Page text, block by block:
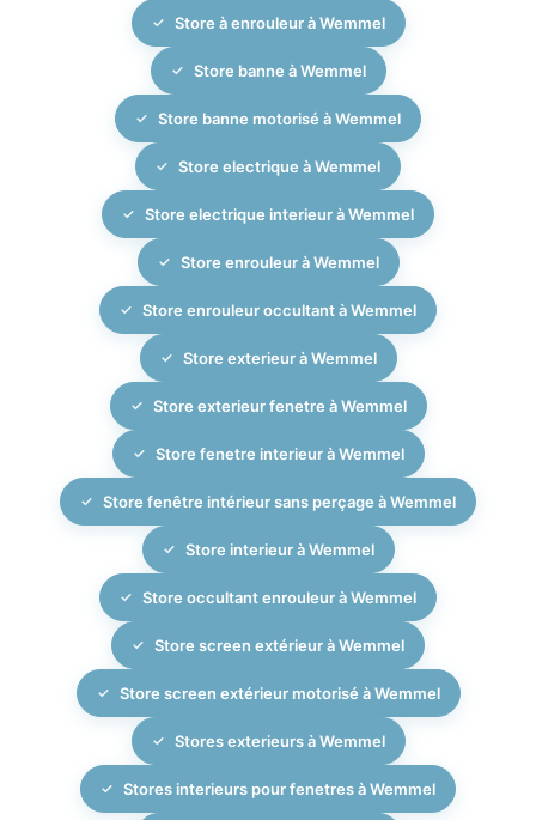
extérieurs.
Store à enrouleur à Wemmel
Store banne à Wemmel
Store banne motorisé à Wemmel
Store electrique à Wemmel
Store electrique interieur à Wemmel
Store enrouleur à Wemmel
Store enrouleur occultant à Wemmel
Store exterieur à Wemmel
Store exterieur fenetre à Wemmel
Store fenetre interieur à Wemmel
Store fenêtre intérieur sans perçage à Wemmel
Store interieur à Wemmel
Store occultant enrouleur à Wemmel
Store screen extérieur à Wemmel
Store screen extérieur motorisé à Wemmel
Stores exterieurs à Wemmel
Stores interieurs pour fenetres à Wemmel